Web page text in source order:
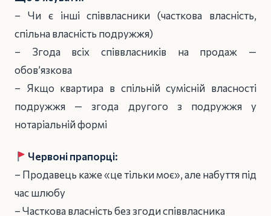
– Чи є інші співвласники (часткова власність,
спільна власність подружжя)
– Згода всіх співвласників на продаж —
обов’язкова
– Якщо квартира в спільній сумісній власності
подружжя — згода другого з подружжя у
нотаріальній формі
Червоні прапорці:
– Продавець каже «це тільки моє», але набуття під
час шлюбу
– Часткова власність без згоди співвласника